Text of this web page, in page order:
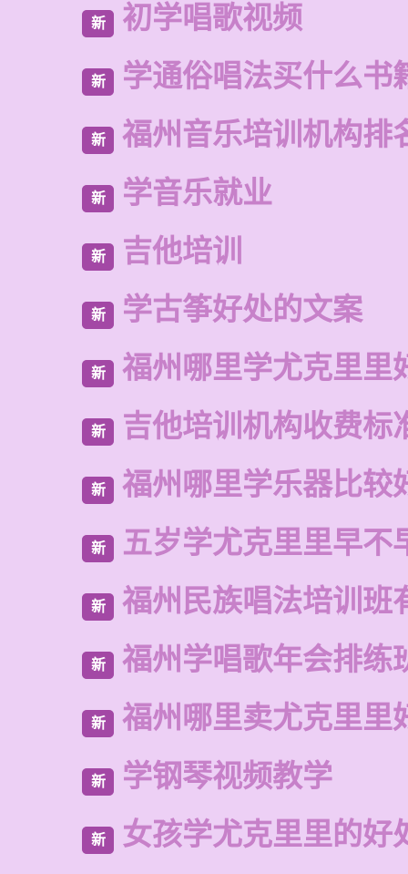
新 初学唱歌视频
新 学通俗唱法买什么书
新 福州音乐培训机构排
新 学音乐就业
新 吉他培训
新 学古筝好处的文案
新 福州哪里学尤克里里
新 吉他培训机构收费标
新 福州哪里学乐器比较
新 五岁学尤克里里早不
新 福州民族唱法培训班
新 福州学唱歌年会排练
新 福州哪里卖尤克里里
新 学钢琴视频教学
新 女孩学尤克里里的好